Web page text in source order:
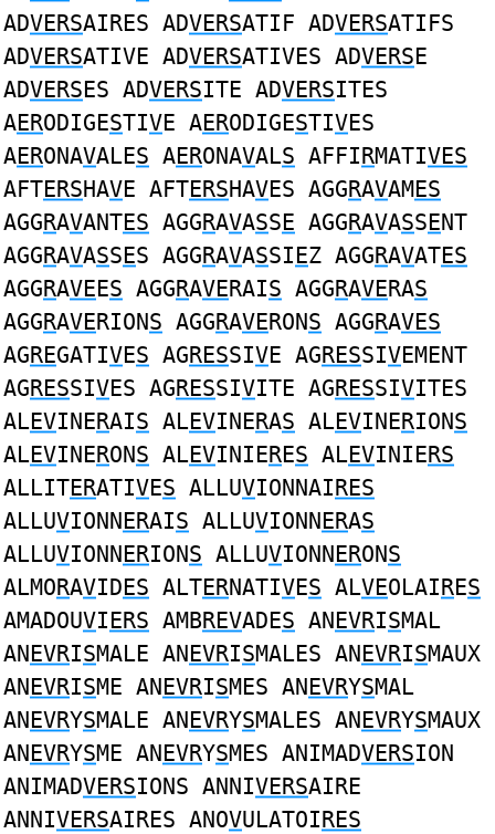
ADVERSAIRES ADVERSATIF ADVERSATIFS
ADVERSATIVE ADVERSATIVES ADVERSE
ADVERSES ADVERSITE ADVERSITES
AERODIGESTIVE AERODIGESTIVES
AERONAVALES AERONAVALS AFFIRMATIVES
AFTERSHAVE AFTERSHAVES AGGRAVAMES
AGGRAVANTES AGGRAVASSE AGGRAVASSENT
AGGRAVASSES AGGRAVASSIEZ AGGRAVATES
AGGRAVEES AGGRAVERAIS AGGRAVERAS
AGGRAVERIONS AGGRAVERONS AGGRAVES
AGREGATIVES AGRESSIVE AGRESSIVEMENT
AGRESSIVES AGRESSIVITE AGRESSIVITES
ALEVINERAIS ALEVINERAS ALEVINERIONS
ALEVINERONS ALEVINIERES ALEVINIERS
ALLITERATIVES ALLUVIONNAIRES
ALLUVIONNERAIS ALLUVIONNERAS
ALLUVIONNERIONS ALLUVIONNERONS
ALMORAVIDES ALTERNATIVES ALVEOLAIRES
AMADOUVIERS AMBREVADES ANEVRISMAL
ANEVRISMALE ANEVRISMALES ANEVRISMAUX
ANEVRISME ANEVRISMES ANEVRYSMAL
ANEVRYSMALE ANEVRYSMALES ANEVRYSMAUX
ANEVRYSME ANEVRYSMES ANIMADVERSION
ANIMADVERSIONS ANNIVERSAIRE
ANNIVERSAIRES ANOVULATOIRES